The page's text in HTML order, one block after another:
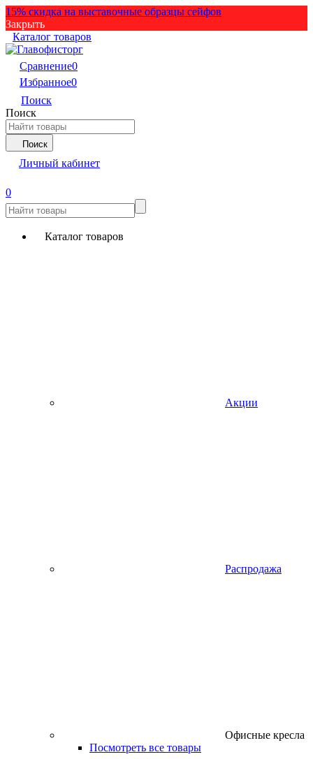
15% скидка на выставочные образцы сейфов
Закрыть
Каталог товаров
Сравнение0
Избранное0
Поиск
Поиск
Поиск
Личный кабинет
0
Каталог товаров
Акции
Распродажа
Офисные кресла
Посмотреть все товары